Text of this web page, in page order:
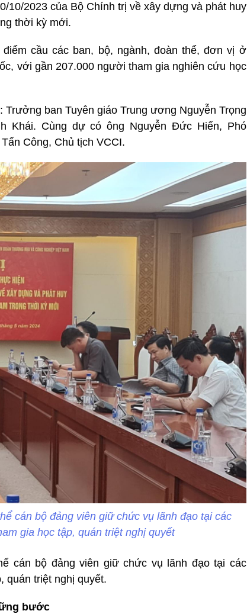
10/2023 của Bộ Chính trị về xây dựng và phát huy
thời kỳ mới.
cầu các ban, bộ, ngành, đoàn thể, đơn vị ở
với gần 207.000 người tham gia nghiên cứu học
ban Tuyên giáo Trung ương Nguyễn Trọng
Khái. Cùng dự có ông Nguyễn Đức Hiển, Phó
Công, Chủ tịch VCCI.
cán bộ đảng viên giữ chức vụ lãnh đạo tại các
gia học tập, quán triệt nghị quyết
cán bộ đảng viên giữ chức vụ lãnh đạo tại các
quán triệt nghị quyết.
bước